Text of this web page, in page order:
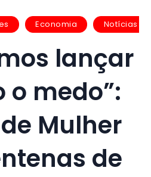
Economia Notícias
lançar
medo”:
Mulher
de